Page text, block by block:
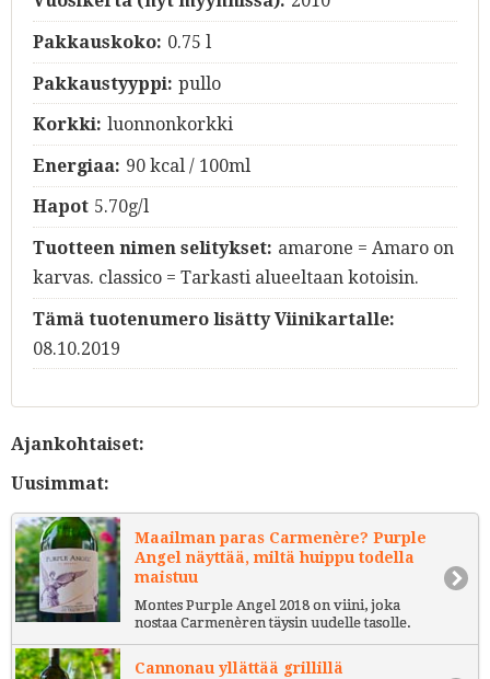
Pakkauskoko: 0.75 l
Pakkaustyyppi: pullo
Korkki: luonnonkorkki
Energiaa: 90 kcal / 100ml
Hapot 5.70g/l
Tuotteen nimen selitykset: amarone = Amaro on
karvas. classico = Tarkasti alueeltaan kotoisin.
Tämä tuotenumero lisätty Viinikartalle:
08.10.2019
Ajankohtaiset:
Uusimmat:
Maailman paras Carmenère? Purple
Angel näyttää, miltä huippu todella
maistuu
Montes Purple Angel 2018 on viini, joka
nostaa Carmenèren täysin uudelle tasolle.
Cannonau yllättää grillillä